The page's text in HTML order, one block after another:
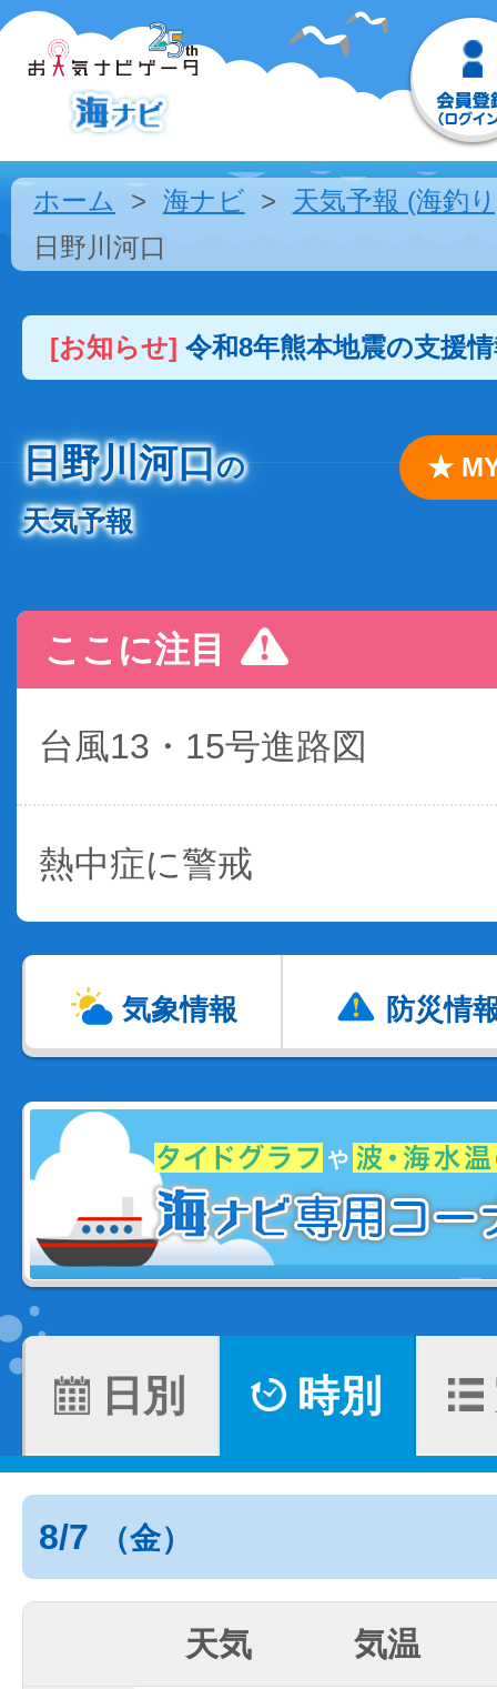
ホーム 海ナビ
天気予報 (海釣
日野川河口
[お知らせ] 令和8年熊本地震の支援
日野川河口の
天気予報
★
ここに注目
台風13・15号進路図
熱中症に警戒
気象情報 防災情
日別 時別
8/7 （金）
天気 気温